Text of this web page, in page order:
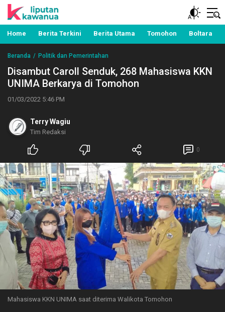
Liputan Kawanua
Berita Manado, Sulawesi Utara, Kawanua, Politik,
Pemerintahan, Hukum Kriminal dan Nasional
Home Berita Terkini Berita Utama Tomohon Boltara
Beranda Politik dan Pemerintahan
Disambut Caroll Senduk, 268 Mahasiswa KKN
UNIMA Berkarya di Tomohon
01/03/2022 5:46 PM
Terry Wagiu
Tim Redaksi
0
Mahasiswa KKN UNIMA saat diterima Walikota Tomohon